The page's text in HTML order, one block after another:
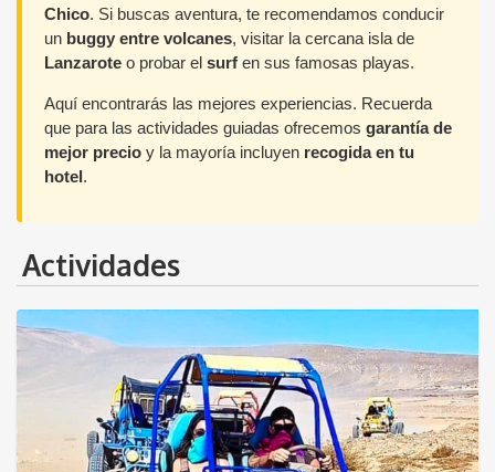
Chico. Si buscas aventura, te recomendamos conducir
un buggy entre volcanes, visitar la cercana isla de
Lanzarote o probar el surf en sus famosas playas.
Aquí encontrarás las mejores experiencias. Recuerda
que para las actividades guiadas ofrecemos garantía de
mejor precio y la mayoría incluyen recogida en tu
hotel.
Actividades